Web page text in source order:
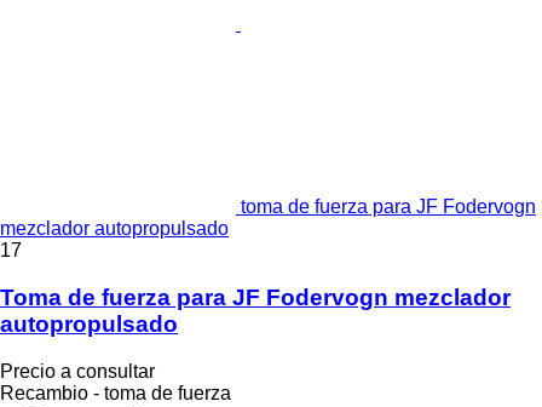
toma de fuerza para JF Fodervogn
mezclador autopropulsado
17
Toma de fuerza para JF Fodervogn mezclador
autopropulsado
Precio a consultar
Recambio - toma de fuerza